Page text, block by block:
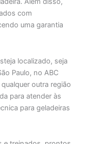
com
uma garantia
localizado, seja
Paulo, no ABC
outra região
para atender às
para geladeiras